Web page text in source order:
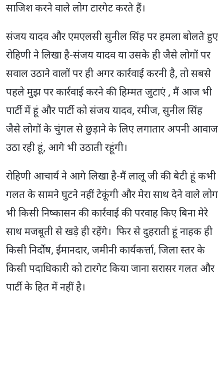
साजिश करने वाले लोग टारगेट करते हैं।
संजय यादव और एमएलसी सुनील सिंह पर हमला बोलते हुए
रोहिणी ने लिखा है-संजय यादव या उसके ही जैसे लोगों पर
सवाल उठाने वालों पर ही अगर कार्रवाई करनी है, तो सबसे
पहले मुझ पर कार्रवाई करने की हिम्मत जुटाएं , मैं आज भी
पार्टी में हूं और पार्टी को संजय यादव, रमीज, सुनील सिंह
जैसे लोगों के चुंगल से छुड़ाने के लिए लगातार अपनी आवाज
उठा रही हूं, आगे भी उठाती रहूंगी।
रोहिणी आचार्य ने आगे लिखा है-मैं लालू जी की बेटी हूं कभी
गलत के सामने घुटने नहीं टेकूंगी और मेरा साथ देने वाले लोग
भी किसी निष्कासन की कार्रवाई की परवाह किए बिना मेरे
साथ मजबूती से खड़े ही रहेंगे। फिर से दुहराती हूं नाहक ही
किसी निर्दोष, ईमानदार, जमीनी कार्यकर्त्ता, जिला स्तर के
किसी पदाधिकारी को टारगेट किया जाना सरासर गलत और
पार्टी के हित में नहीं है।